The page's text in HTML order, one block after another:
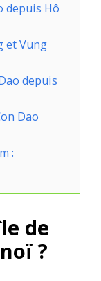
depuis Hô
et Vung
depuis
Dao
:
de
?